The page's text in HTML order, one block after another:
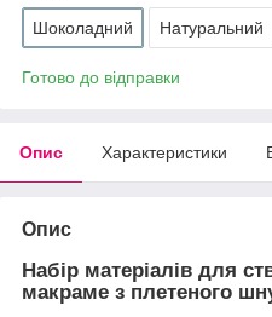
Шоколадний Натуральний
Готово до відправки
Опис Характеристики
Опис
Набір матеріалів для
макраме з плетеного